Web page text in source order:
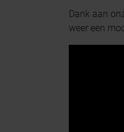
Dank aan
weer een